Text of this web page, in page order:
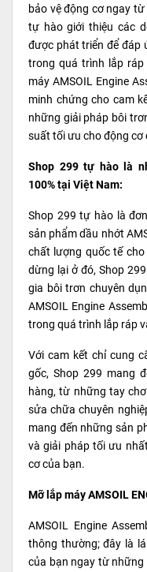
bảo vệ động cơ ngay
tự hào giới thiệu các
được phát triển để đáp
trong quá trình lắp
máy AMSOIL Engine
minh chứng cho cam
những giải pháp bôi
suất tối ưu cho động cơ
Shop 299 tự hào là
100% tại Việt Nam:
Shop 299 tự hào là
sản phẩm dầu nhớt
chất lượng quốc tế
dừng lại ở đó, Shop
gia bôi trơn chuyên
AMSOIL Engine
trong quá trình lắp ráp
Với cam kết chỉ cung
gốc, Shop 299 mang
hàng, từ những tay
sửa chữa chuyên
mang đến những sản
và giải pháp tối ưu
cơ của bạn.
Mỡ lắp máy AMSOIL
AMSOIL Engine
thông thường; đây là
của bạn ngay từ